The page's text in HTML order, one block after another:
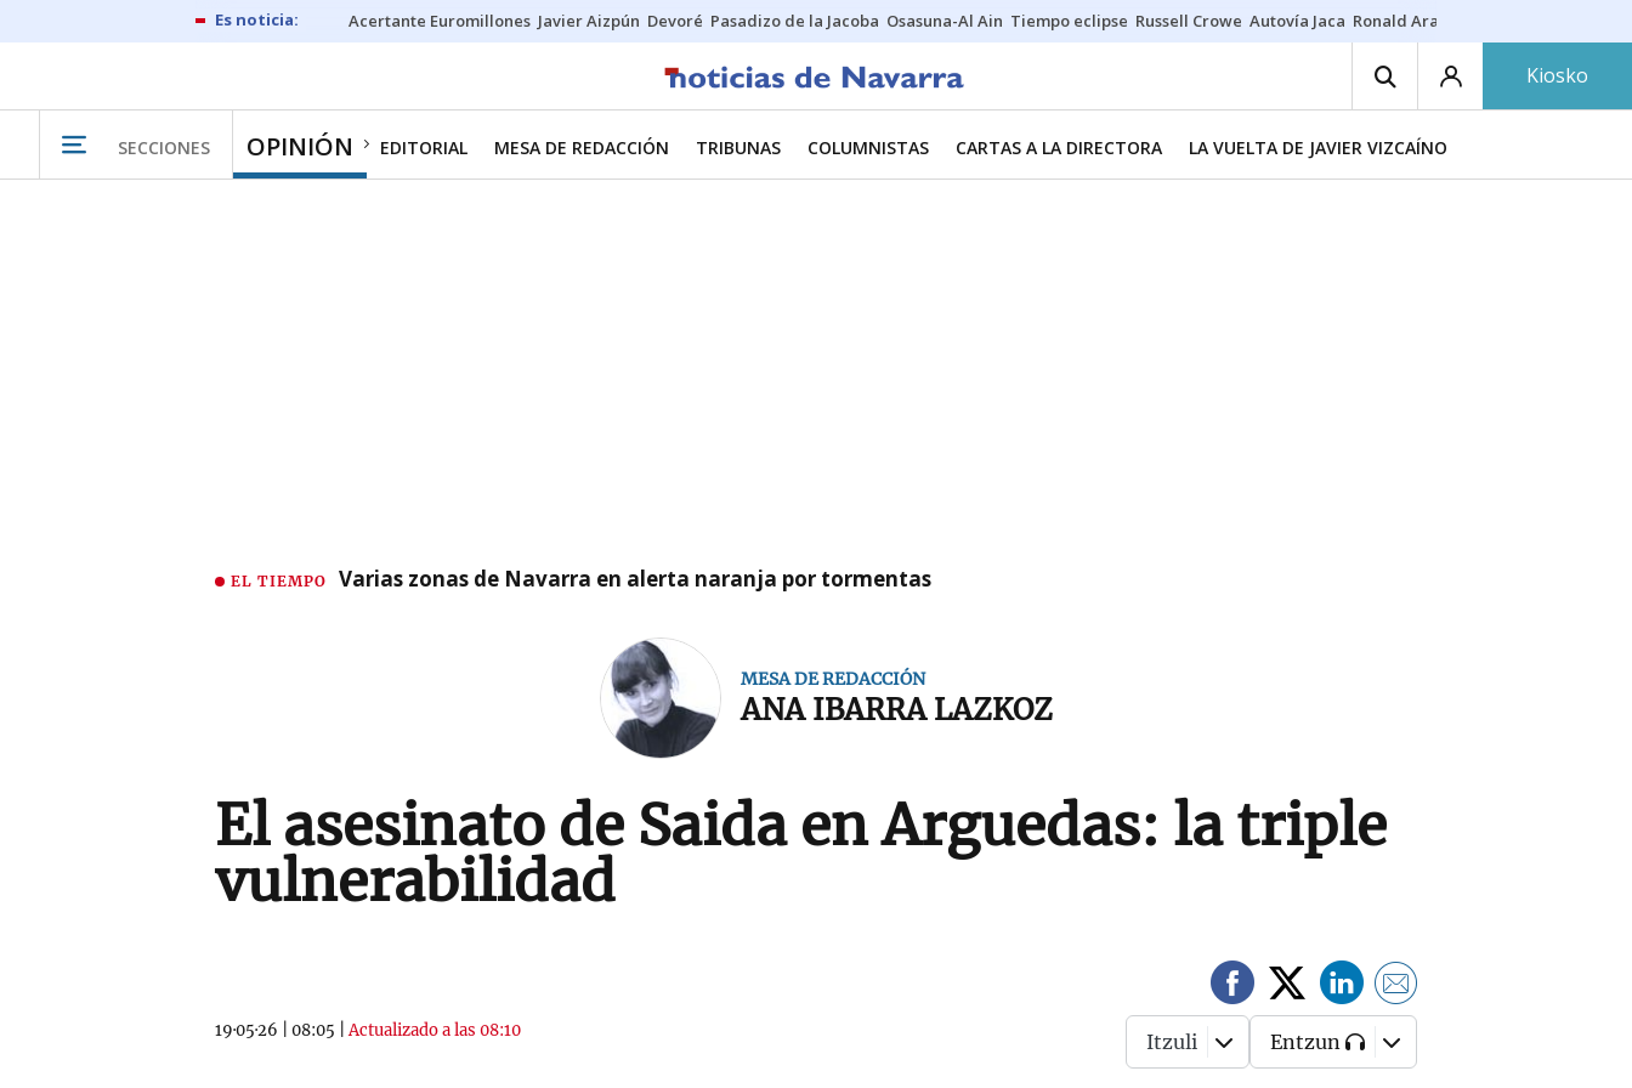
Acertante Euromillones Javier Aizpún Devoré Pasadizo de la Jacoba Osasuna-Al Ain Tiempo eclipse Russell Crowe Autovía Jaca Ronald Araújo
Kiosko
SECCIONES OPINIÓN EDITORIAL MESA DE REDACCIÓN TRIBUNAS COLUMNISTAS CARTAS A LA DIRECTORA LA VUELTA DE JAVIER VIZCAÍNO
EL TIEMPO Varias zonas de Navarra en alerta naranja por tormentas
MESA DE REDACCIÓN
ANA IBARRA LAZKOZ
El asesinato de Saida en Arguedas: la triple
vulnerabilidad
19·05·26 08:05 |Actualizado a las 08:10 Itzuli Entzun